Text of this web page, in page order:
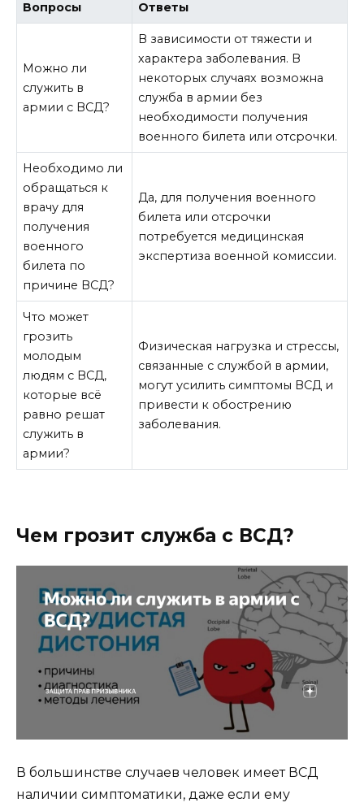
Вопросы Ответы
Можно ли
служить в
армии с ВСД?
В зависимости от тяжести и
характера заболевания. В
некоторых случаях возможна
служба в армии без
необходимости получения
военного билета или отсрочки.
Необходимо ли
обращаться к
врачу для
получения
военного
билета по
причине ВСД?
Да, для получения военного
билета или отсрочки
потребуется медицинская
экспертиза военной комиссии.
Что может
грозить
молодым
людям с ВСД,
которые всё
равно решат
служить в
армии?
Физическая нагрузка и стрессы,
связанные с службой в армии,
могут усилить симптомы ВСД и
привести к обострению
заболевания.
Чем грозит служба с ВСД?
В большинстве случаев человек имеет ВСД
наличии симптоматики, даже если ему